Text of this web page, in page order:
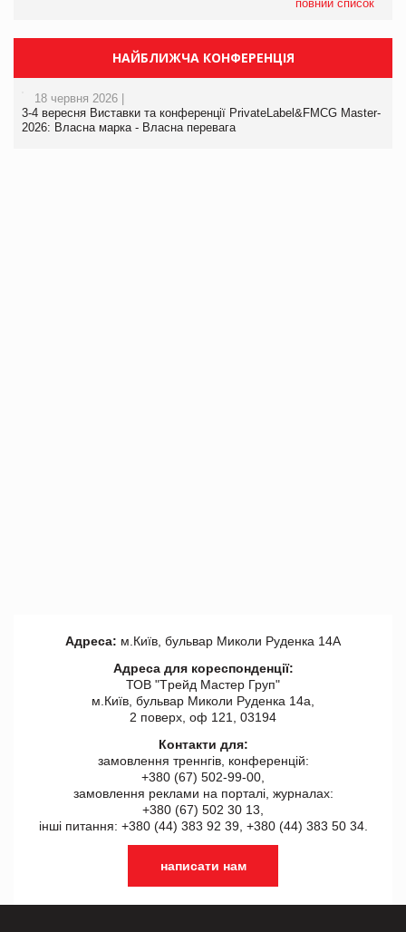
повний список
НАЙБЛИЖЧА КОНФЕРЕНЦІЯ
18 червня 2026 |
3-4 вересня Виставки та конференції PrivateLabel&FMCG Master-
2026: Власна марка - Власна перевага
Адреса: м.Київ, бульвар Миколи Руденка 14А
Адреса для кореспонденції:
ТОВ "Tрейд Мастер Груп"
м.Київ, бульвар Миколи Руденка 14а,
2 поверх, оф 121, 03194
Контакти для:
замовлення треннгів, конференцій:
+380 (67) 502-99-00,
замовлення реклами на порталі, журналах:
+380 (67) 502 30 13,
інші питання: +380 (44) 383 92 39, +380 (44) 383 50 34.
написати нам